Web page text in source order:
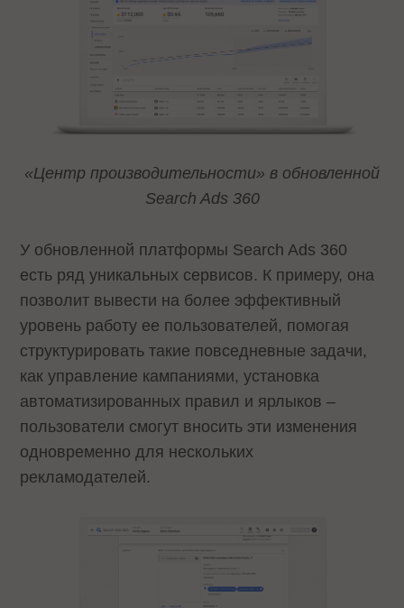
«Центр производительности» в обновленной
Search Ads 360
У обновленной платформы Search Ads 360
есть ряд уникальных сервисов. К примеру, она
позволит вывести на более эффективный
уровень работу ее пользователей, помогая
структурировать такие повседневные задачи,
как управление кампаниями, установка
автоматизированных правил и ярлыков –
пользователи смогут вносить эти изменения
одновременно для нескольких
рекламодателей.